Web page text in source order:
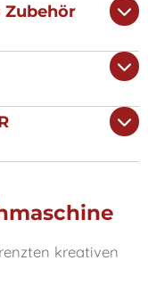
kreativen